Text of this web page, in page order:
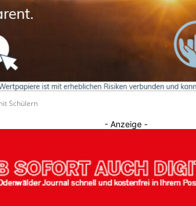
Schülern
- Anzeige -